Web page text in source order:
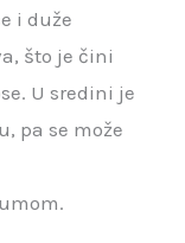
i duže
što je čini
U sredini je
pa se može